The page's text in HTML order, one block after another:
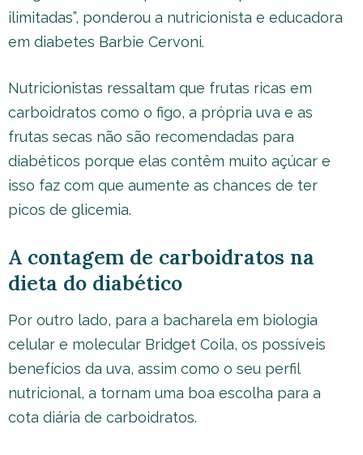
ilimitadas”, ponderou a nutricionista e educadora
em diabetes Barbie Cervoni.
Nutricionistas ressaltam que frutas ricas em
carboidratos como o figo, a própria uva e as
frutas secas não são recomendadas para
diabéticos porque elas contêm muito açúcar e
isso faz com que aumente as chances de ter
picos de glicemia.
A contagem de carboidratos na
dieta do diabético
Por outro lado, para a bacharela em biologia
celular e molecular Bridget Coila, os possíveis
benefícios da uva, assim como o seu perfil
nutricional, a tornam uma boa escolha para a
cota diária de carboidratos.